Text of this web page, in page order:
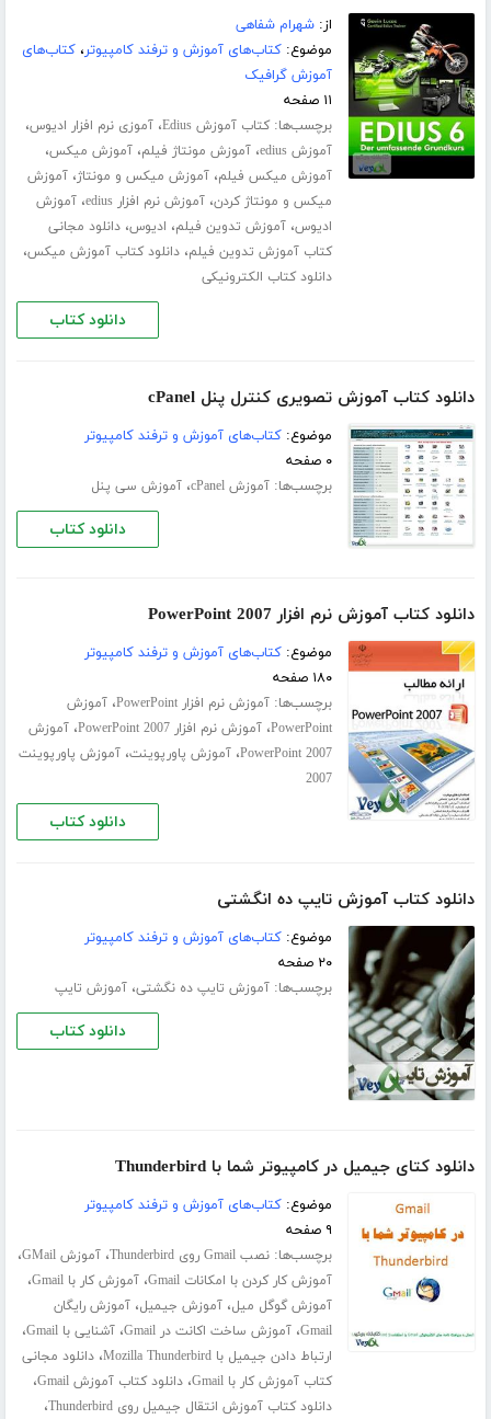
از:شهرام شفاهی
موضوع:کتاب‌های آموزش و ترفند کامپیوتر،کتاب‌های
آموزش گرافیک
۱۱ صفحه
برچسب‌ها:کتاب آموزش Edius ،آموزی نرم افزار ادیوس،
آموزش edius ،آموزش مونتاژ فیلم،آموزش میکس،
آموزش میکس فیلم،آموزش میکس و مونتاژ،آموزش
میکس و مونتاژ کردن،آموزش نرم افزار edius ،آموزش
ادیوس،آموزش تدوین فیلم، ادیوس،دانلود مجانی
کتاب آموزش تدوین فیلم،دانلود کتاب آموزش میکس،
دانلود کتاب الکترونیکی
دانلود کتاب
دانلود کتاب آموزش تصویری کنترل پنل cPanel
موضوع:کتاب‌های آموزش و ترفند کامپیوتر
۰ صفحه
برچسب‌ها:آموزش cPanel ،آموزش سی پنل
دانلود کتاب
دانلود کتاب آموزش نرم افزار PowerPoint 2007
موضوع:کتاب‌های آموزش و ترفند کامپیوتر
۱۸۰ صفحه
برچسب‌ها:آموزش نرم افزار PowerPoint ،آموزش
PowerPoint،آموزش نرم افزار PowerPoint 2007 ،آموزش
PowerPoint 2007،آموزش پاورپوینت،آموزش پاورپوینت
2007
دانلود کتاب
دانلود کتاب آموزش تایپ ده انگشتی
موضوع:کتاب‌های آموزش و ترفند کامپیوتر
۲۰ صفحه
برچسب‌ها:آموزش تایپ ده‌ نگشتی،آموزش تایپ
دانلود کتاب
دانلود کتای جیمیل در کامپیوتر شما با Thunderbird
موضوع:کتاب‌های آموزش و ترفند کامپیوتر
۹ صفحه
برچسب‌ها:نصب Gmail روی Thunderbird ،آموزش GMail ،
آموزش کار کردن با امکانات Gmail ،آموزش کار با Gmail ،
آموزش گوگل میل،آموزش جیمیل،آموزش رایگان
Gmail،آموزش ساخت اکانت در Gmail ،آشنایی با Gmail ،
ارتباط دادن جیمیل با Mozilla Thunderbird ،دانلود مجانی
کتاب آموزش کار با Gmail
،دانلود کتاب آموزش Gmail ،
دانلود کتاب آموزش انتقال جیمیل روی Thunderbird ،